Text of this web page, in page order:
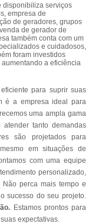
disponibiliza serviços
empresa de
de geradores, grupos
de gerador de
também conta com um
e cuidadosos,
foram investidos
a eficiência
para suprir suas
é a empresa ideal para
uma ampla gama
tanto demandas
são projetados para
em situações de
com uma equipe
personalizado,
perca mais tempo e
sucesso do seu projeto.
Estamos prontos para
expectativas.